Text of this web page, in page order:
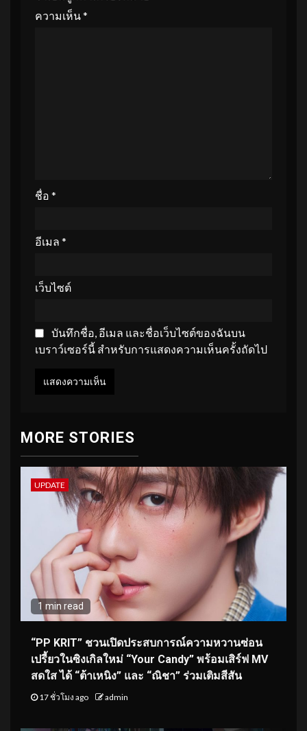
ความเห็น*
ชื่อ *
อีเมล *
เว็บไซต์
บันทึกชื่อ, อีเมล และชื่อเว็บไซต์ของฉันบน
เบราว์เซอร์นี้ สำหรับการแสดงความเห็นครั้งถัดไป
MORE STORIES
UPDATE
1 min read
“PP KRIT” ชวนเปิดประสบการณ์ความหวานซ่อน
เปรี้ยวในซิงเกิลใหม่ “Your Candy” พร้อมเสิร์ฟ MV
สดใส ได้ “ต้าเหนิง” และ “ณิชา” ร่วมเติมสีสัน
17 ชั่วโมง ago admin